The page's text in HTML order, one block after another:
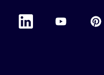
Accor Youtube
Linkedin